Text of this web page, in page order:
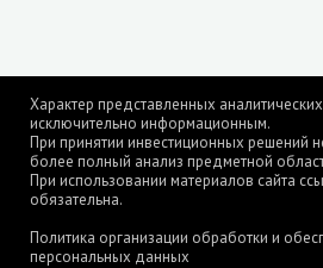
Характер представленных
исключительно информационным.
При принятии инвестиционных решений
более полный анализ предметной
При использовании материалов сайта
обязательна.
Политика организации обработки и
персональных данных